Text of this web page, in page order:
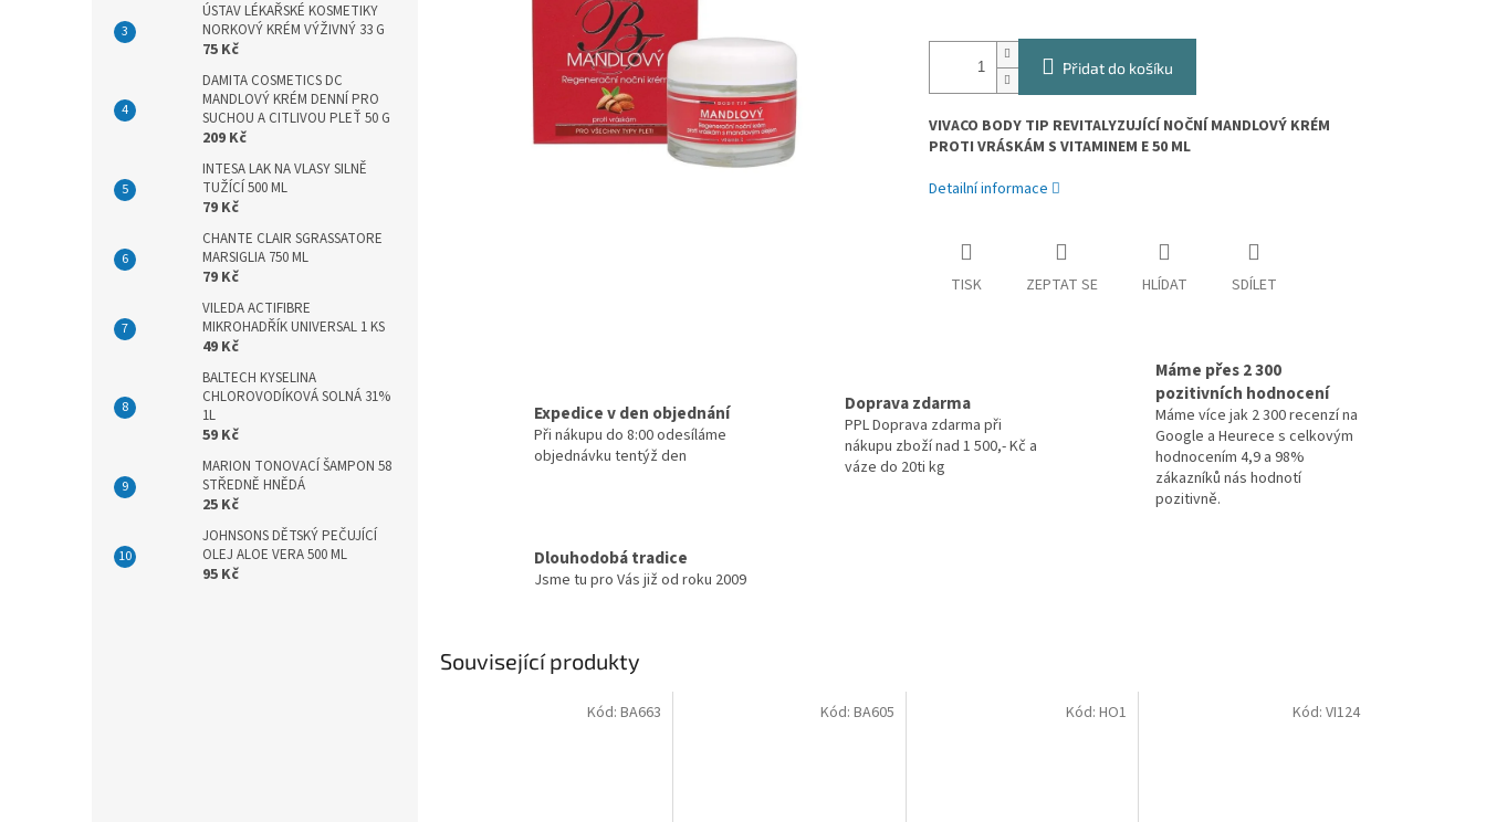
ÚSTAV LÉKAŘSKÉ KOSMETIKY
NORKOVÝ KRÉM VÝŽIVNÝ 33 G
75 Kč
DAMITA COSMETICS DC
MANDLOVÝ KRÉM DENNÍ PRO
SUCHOU A CITLIVOU PLEŤ 50 G
209 Kč
INTESA LAK NA VLASY SILNĚ
TUŽÍCÍ 500 ML
79 Kč
CHANTE CLAIR SGRASSATORE
MARSIGLIA 750 ML
79 Kč
VILEDA ACTIFIBRE
MIKROHADŘÍK UNIVERSAL 1 KS
49 Kč
BALTECH KYSELINA
CHLOROVODÍKOVÁ SOLNÁ 31%
1L
59 Kč
MARION TONOVACÍ ŠAMPON 58
STŘEDNĚ HNĚDÁ
25 Kč
JOHNSONS DĚTSKÝ PEČUJÍCÍ
OLEJ ALOE VERA 500 ML
95 Kč
Přidat do košíku
VIVACO BODY TIP REVITALYZUJÍCÍ NOČNÍ MANDLOVÝ KRÉM
PROTI VRÁSKÁM S VITAMINEM E 50 ML
Detailní informace
TISK ZEPTAT SE HLÍDAT SDÍLET
Expedice v den objednání
Při nákupu do 8:00 odesíláme
objednávku tentýž den
Doprava zdarma
PPL Doprava zdarma při
nákupu zboží nad 1 500,- Kč a
váze do 20ti kg
Máme přes 2 300
pozitivních hodnocení
Máme více jak 2 300 recenzí na
Google a Heurece s celkovým
hodnocením 4,9 a 98%
zákazníků nás hodnotí
pozitivně.
Dlouhodobá tradice
Jsme tu pro Vás již od roku 2009
Související produkty
Kód: BA663 Kód: BA605 Kód:HO1 Kód: VI124